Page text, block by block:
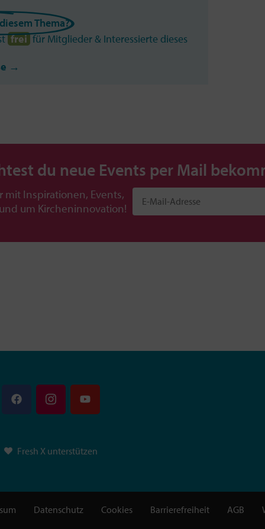
Thema?
frei für Mitglieder & Interessierte dieses
→
du neue Events per Mail
Inspirationen, Events,
um Kircheninnovation!
Fresh X unterstützen
Datenschutz Cookies Barrierefreiheit AGB